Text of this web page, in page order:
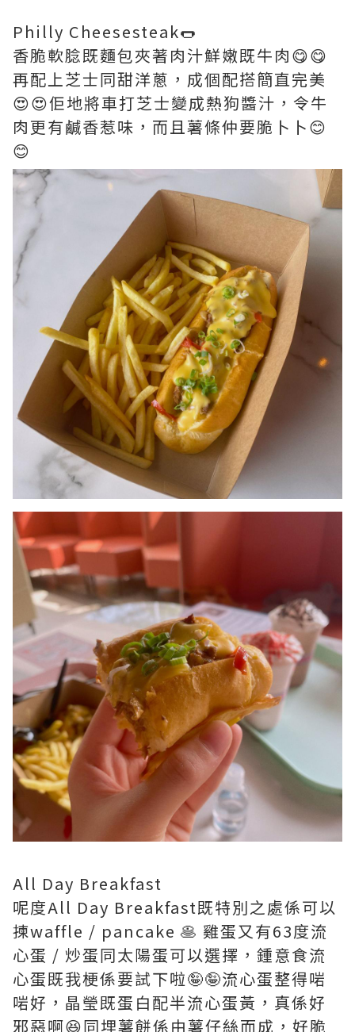
Philly Cheesesteak🌭
香脆軟腍既麵包夾著肉汁鮮嫩既牛肉😋😋
再配上芝士同甜洋蔥，成個配搭簡直完美
😍😍佢地將車打芝士變成熱狗醬汁，令牛
肉更有鹹香惹味，而且薯條仲要脆卜卜😊
😊
All Day Breakfast
呢度All Day Breakfast既特別之處係可以
揀waffle / pancake 🥞 雞蛋又有63度流
心蛋 / 炒蛋同太陽蛋可以選擇，鍾意食流
心蛋既我梗係要試下啦🤪🤪流心蛋整得啱
啱好，晶瑩既蛋白配半流心蛋黃，真係好
邪惡啊😆同埋薯餅係由薯仔絲而成，好脆